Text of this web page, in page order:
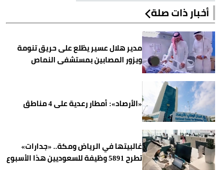
أخبار ذات صلة
مدير هلال عسير يطّلع على حريق تنومة
ويزور المصابين بمستشفى النماص
«الأرصاد»: أمطار رعدية على 4 مناطق
غالبيتها في الرياض ومكة.. «جدارات»
تطرح 5891 وظيفة للسعوديين هذا الأسبوع